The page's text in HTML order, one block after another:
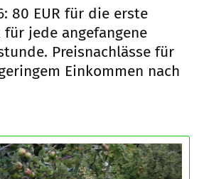
80 EUR für die erste
für jede angefangene
Preisnachlässe für
Einkommen nach